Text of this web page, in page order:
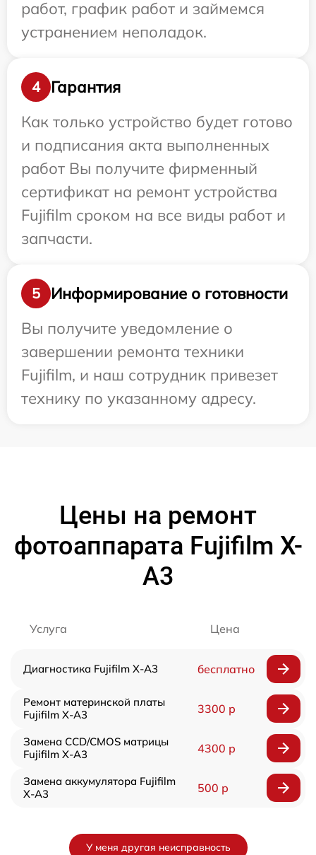
работ, график работ и займемся
устранением неполадок.
4
Гарантия
Как только устройство будет готово
и подписания акта выполненных
работ Вы получите фирменный
сертификат на ремонт устройства
Fujifilm сроком на все виды работ и
запчасти.
5
Информирование о готовности
Вы получите уведомление о
завершении ремонта техники
Fujifilm, и наш сотрудник привезет
технику по указанному адресу.
Цены на ремонт
фотоаппарата Fujifilm X-
A3
Услуга Цена
Диагностика Fujifilm X-A3 бесплатно
Ремонт материнской платы
Fujifilm X-A3
3300 р
Замена CCD/CMOS матрицы
Fujifilm X-A3
4300 р
Замена аккумулятора Fujifilm
X-A3
500 р
У меня другая неисправность